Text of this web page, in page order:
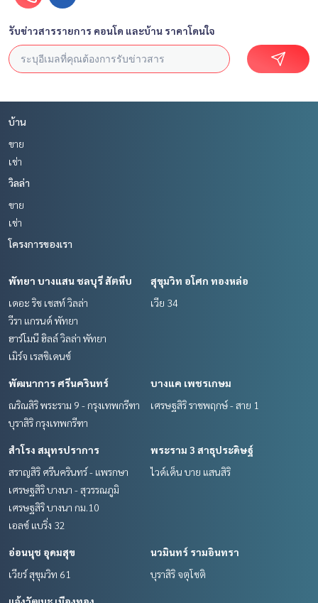
รับข่าวสารรายการ คอนโด และบ้าน ราคาโดนใจ
บ้าน
ขาย
เช่า
วิลล่า
ขาย
เช่า
โครงการของเรา
พัทยา บางแสน ชลบุรี สัตหีบ
เดอะ ริช เชสท์ วิลล่า
วีรา แกรนด์ พัทยา
ฮาร์โมนี ฮิลล์ วิลล่า พัทยา
เมิร์จ เรสซิเดนซ์
สุขุมวิท อโศก ทองหล่อ
เวีย 34
พัฒนาการ ศรีนครินทร์
ณริณสิริ พระราม 9 - กรุงเทพกรีฑา
บุราสิริ กรุงเทพกรีฑา
บางแค เพชรเกษม
เศรษฐสิริ ราชพฤกษ์ - สาย 1
สำโรง สมุทรปราการ
สราญสิริ ศรีนครินทร์ - แพรกษา
เศรษฐสิริ บางนา - สุวรรณภูมิ
เศรษฐสิริ บางนา กม.10
เอลซ์ แบริ่ง 32
พระราม 3 สาธุประดิษฐ์
ไวด์เด็น บาย แสนสิริ
อ่อนนุช อุดมสุข
เวียร์ สุขุมวิท 61
นวมินทร์ รามอินทรา
บุราสิริ จตุโชติ